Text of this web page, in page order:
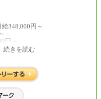
348,000円～
円～
円～
円～
円～
円～
きを読む